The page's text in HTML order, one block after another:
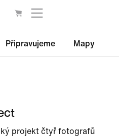
Připravujeme Mapy
projekt čtyř fotografů